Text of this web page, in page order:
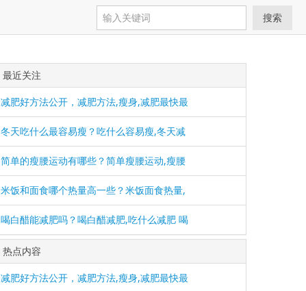
搜索
最近关注
减肥好方法公开，减肥方法,瘦身,减肥最快最
冬天吃什么最容易瘦？吃什么容易瘦,冬天减
简单的瘦腰运动有哪些？简单瘦腰运动,瘦腰
米饭和面食哪个热量高一些？米饭面食热量,
喝白醋能减肥吗？喝白醋减肥,吃什么减肥 喝
热点内容
减肥好方法公开，减肥方法,瘦身,减肥最快最